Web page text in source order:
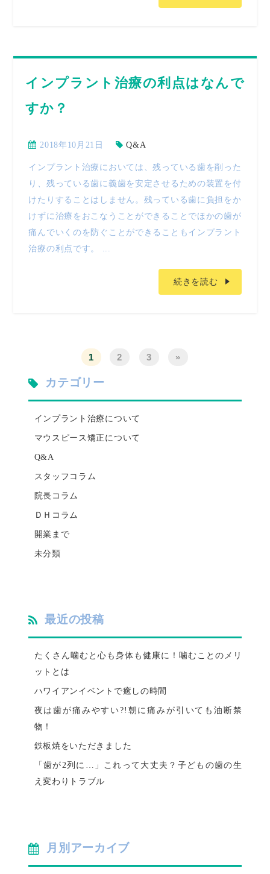
インプラント治療の利点はなんで
すか？
2018年10月21日 Q&A
インプラント治療においては、残っている歯を削った
り、残っている歯に義歯を安定させるための装置を付
けたりすることはしません。残っている歯に負担をか
けずに治療をおこなうことができることでほかの歯が
痛んでいくのを防ぐことができることもインプラント
治療の利点です。 ...
続きを読む
1 2 3 »
カテゴリー
インプラント治療について
マウスピース矯正について
Q&A
スタッフコラム
院長コラム
ＤＨコラム
開業まで
未分類
最近の投稿
たくさん噛むと心も身体も健康に！噛むことのメリ
ットとは
ハワイアンイベントで癒しの時間
夜は歯が痛みやすい?!朝に痛みが引いても油断禁
物！
鉄板焼をいただきました
「歯が2列に…」これって大丈夫？子どもの歯の生
え変わりトラブル
月別アーカイブ